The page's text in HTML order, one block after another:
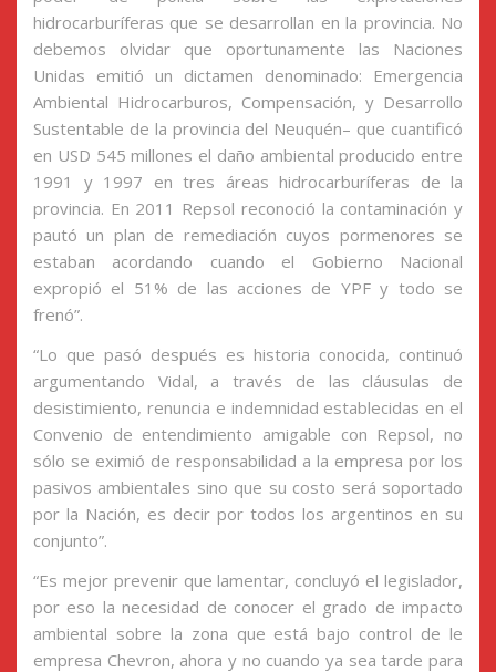
hidrocarburíferas que se desarrollan en la provincia. No
debemos olvidar que oportunamente las Naciones
Unidas emitió un dictamen denominado: Emergencia
Ambiental Hidrocarburos, Compensación, y Desarrollo
Sustentable de la provincia del Neuquén– que cuantificó
en USD 545 millones el daño ambiental producido entre
1991 y 1997 en tres áreas hidrocarburíferas de la
provincia. En 2011 Repsol reconoció la contaminación y
pautó un plan de remediación cuyos pormenores se
estaban acordando cuando el Gobierno Nacional
expropió el 51% de las acciones de YPF y todo se
frenó”.
“Lo que pasó después es historia conocida, continuó
argumentando Vidal, a través de las cláusulas de
desistimiento, renuncia e indemnidad establecidas en el
Convenio de entendimiento amigable con Repsol, no
sólo se eximió de responsabilidad a la empresa por los
pasivos ambientales sino que su costo será soportado
por la Nación, es decir por todos los argentinos en su
conjunto”.
“Es mejor prevenir que lamentar, concluyó el legislador,
por eso la necesidad de conocer el grado de impacto
ambiental sobre la zona que está bajo control de le
empresa Chevron, ahora y no cuando ya sea tarde para